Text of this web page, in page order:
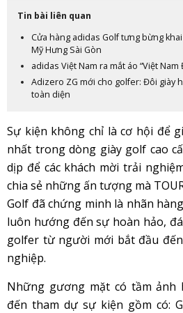
Tin bài liên quan
Cửa hàng adidas Golf tưng bừng
Mỹ Hưng Sài Gòn
adidas Việt Nam ra mắt áo “Việt Nam
Adizero ZG mới cho golfer: Đôi giày
toàn diện
Sự kiện không chỉ là cơ hội để
nhất trong dòng giày golf cao
dịp để các khách mời trải
chia sẻ những ấn tượng mà
Golf đã chứng minh là nhãn
luôn hướng đến sự hoàn hảo,
golfer từ người mới bắt đầu
nghiệp.
Những gương mặt có tầm
đến tham dự sự kiện gồm có: